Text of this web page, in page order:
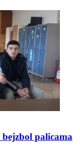
palicama